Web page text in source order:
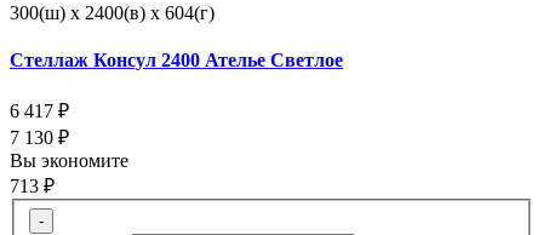
300(ш) x 2400(в) x 604(г)
Стеллаж Консул 2400 Ателье Светлое
6 417 ₽
7 130 ₽
Вы экономите
713 ₽
-